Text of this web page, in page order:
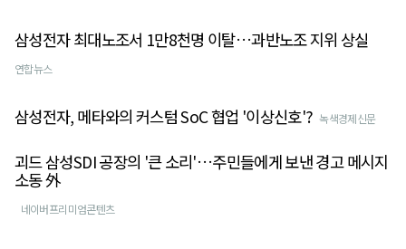
삼성전자 최대노조서 1만8천명 이탈…과반노조 지위 상실
연합뉴스
삼성전자, 메타와의 커스텀 SoC 협업 '이상신호'? 녹색경제신문
괴드 삼성SDI 공장의 '큰 소리'…주민들에게 보낸 경고 메시지
소동 外
네이버프리미엄콘텐츠